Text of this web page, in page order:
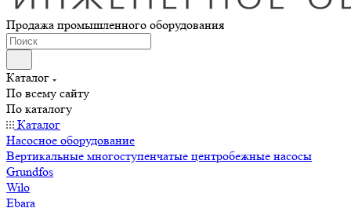
Продажа промышленного оборудования
Каталог
По всему сайту
По каталогу
Каталог
Насосное оборудование
Вертикальные многоступенчатые центробежные насосы
Grundfos
Wilo
Ebara